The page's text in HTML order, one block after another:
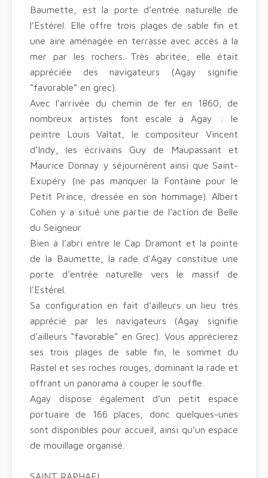
Baumette, est la porte d’entrée naturelle de
l’Estérel. Elle offre trois plages de sable fin et
une aire aménagée en terrasse avec accès à la
mer par les rochers. Très abritée, elle était
appréciée des navigateurs (Agay signifie
“favorable” en grec).
Avec l’arrivée du chemin de fer en 1860, de
nombreux artistes font escale à Agay : le
peintre Louis Valtat, le compositeur Vincent
d’Indy, les écrivains Guy de Maupassant et
Maurice Donnay y séjournèrent ainsi que Saint-
Exupéry (ne pas manquer la Fontaine pour le
Petit Prince, dressée en son hommage). Albert
Cohen y a situé une partie de l’action de Belle
du Seigneur
Bien à l’abri entre le Cap Dramont et la pointe
de la Baumette, la rade d’Agay constitue une
porte d’entrée naturelle vers le massif de
l’Estérel.
Sa configuration en fait d’ailleurs un lieu très
apprécié par les navigateurs (Agay signifie
d’ailleurs “favorable” en Grec). Vous apprécierez
ses trois plages de sable fin, le sommet du
Rastel et ses roches rouges, dominant la rade et
offrant un panorama à couper le souffle.
Agay dispose également d’un petit espace
portuaire de 166 places, donc quelques-unes
sont disponibles pour accueil, ainsi qu’un espace
de mouillage organisé.